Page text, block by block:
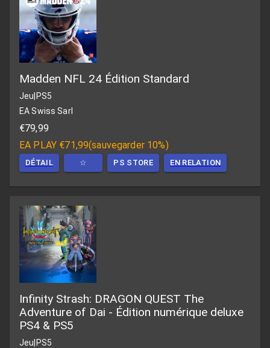
Madden NFL 24 Édition Standard
Jeu PS5
EA Swiss Sarl
€79,99
EA PLAY €71,99(sauvegarder 10%)
DÉTAIL ☆ PS STORE EN RELATION
Infinity Strash: DRAGON QUEST The
Adventure of Dai - Édition numérique deluxe
PS4 & PS5
Jeu|PS5